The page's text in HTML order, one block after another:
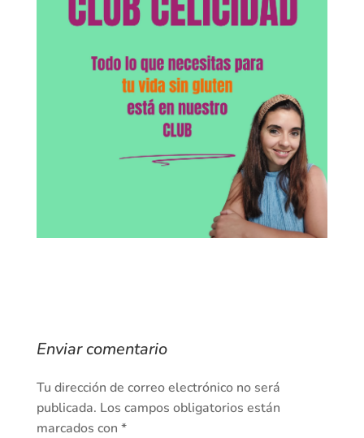
Enviar comentario
Tu dirección de correo electrónico no será
publicada. Los campos obligatorios están
marcados con *